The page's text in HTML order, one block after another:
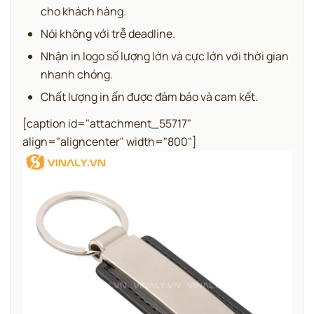
cho khách hàng.
Nói không với trễ deadline.
Nhận in logo số lượng lớn và cực lớn với thời gian
nhanh chóng.
Chất lượng in ấn được đảm bảo và cam kết.
[caption id="attachment_55717"
align="aligncenter" width="800"]